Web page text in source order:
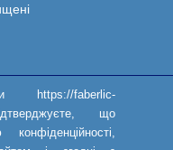
https://faberlic-
що